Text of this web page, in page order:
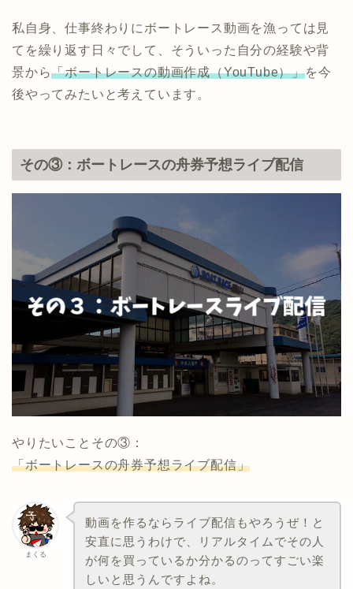
私自身、仕事終わりにボートレース動画を漁っては見
てを繰り返す日々でして、そういった自分の経験や背
景から「ボートレースの動画作成（YouTube）」を今
後やってみたいと考えています。
その③：ボートレースの舟券予想ライブ配信
やりたいことその③：
「ボートレースの舟券予想ライブ配信」
まくる
動画を作るならライブ配信もやろうぜ！と
安直に思うわけで、リアルタイムでその人
が何を買っているか分かるのってすごい楽
しいと思うんですよね。